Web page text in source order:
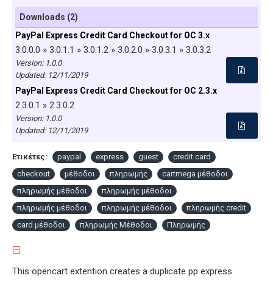
Downloads (2)
PayPal Express Credit Card Checkout for OC 3.x
3.0.0.0 » 3.0.1.1 » 3.0.1.2 » 3.0.2.0 » 3.0.3.1 » 3.0.3.2
Version: 1.0.0
Updated: 12/11/2019
PayPal Express Credit Card Checkout for OC 2.3.x
2.3.0.1 » 2.3.0.2
Version: 1.0.0
Updated: 12/11/2019
Ετικέτες: paypal express guest
credit card
checkout
μέθοδοι πληρωμής
cartmega μέθοδοι
πληρωμής μέθοδοι
πληρωμής μέθοδοι
πληρωμής μέθοδοι
πληρωμής μέθοδοι
πληρωμής credit
card μέθοδοι
πληρωμής Μέθοδοι Πληρωμής
This opencart extention creates a duplicate pp express